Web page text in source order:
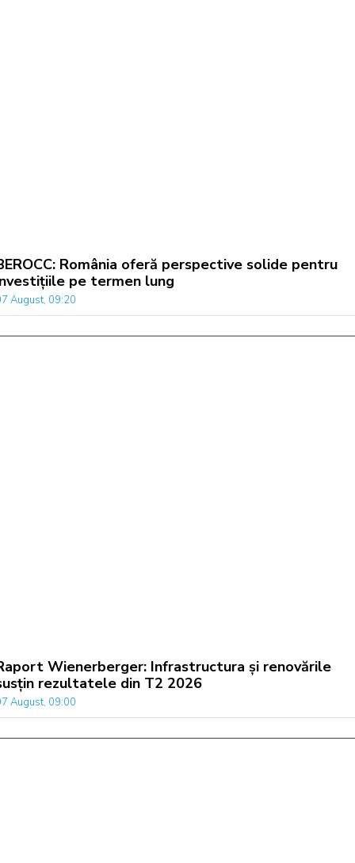
România oferă perspective solide pentru
pe termen lung
August, 09:20
Wienerberger: Infrastructura și renovările
rezultatele din T2 2026
August, 09:00